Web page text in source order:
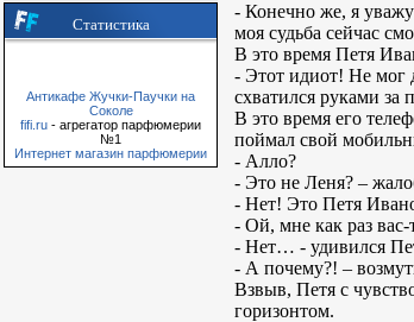
Статистика
Антикафе Жучки-Паучки на
Соколе
fifi.ru - агрегатор парфюмерии
№1
Интернет магазин парфюмерии
- Конечно же, я
моя судьба сейчас
В это время Петя
- Этот идиот! Не мог
схватился руками за
В это время его
поймал свой
- Алло?
- Это не Леня? –
- Нет! Это Петя
- Ой, мне как раз
- Нет… - удивился
- А почему?! –
Взвыв, Петя с
горизонтом.